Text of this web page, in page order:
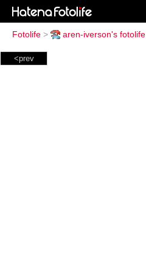
Fotolife > aren-iverson's fotolife
<prev